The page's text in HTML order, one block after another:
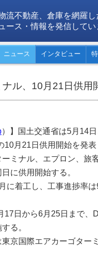
流不動産、倉庫を網羅し
ース・情報を発信してい
ニュース インタビュー
ル、10月21日供用
）】国土交通省は5月14
10月21日供用開始を発
ミナル、エプロン、旅
に供用開始する。
に着工し、工事進捗率
日から6月25日まで、
る。
京国際エアカーゴター